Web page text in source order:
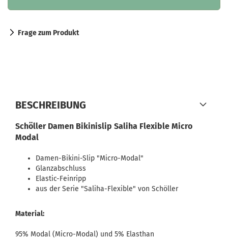
Frage zum Produkt
BESCHREIBUNG
Schöller Damen Bikinislip Saliha Flexible Micro
Modal
Damen-Bikini-Slip "Micro-Modal"
Glanzabschluss
Elastic-Feinripp
aus der Serie "Saliha-Flexible" von Schöller
Material:
95% Modal (Micro-Modal) und 5% Elasthan